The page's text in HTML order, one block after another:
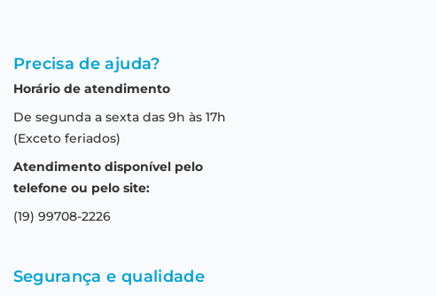
Precisa de ajuda?
Horário de atendimento
De segunda a sexta das 9h às 17h
(Exceto feriados)
Atendimento disponível pelo
telefone ou pelo site:
(19) 99708-2226
Segurança e qualidade